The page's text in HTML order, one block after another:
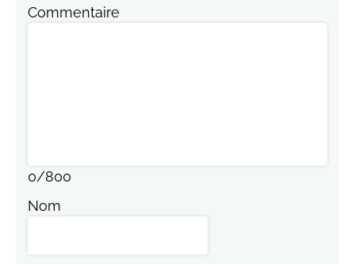
Commentaire
0/800
Nom